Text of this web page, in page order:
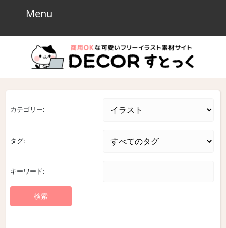
Menu
カテゴリー:
タグ:
キーワード: